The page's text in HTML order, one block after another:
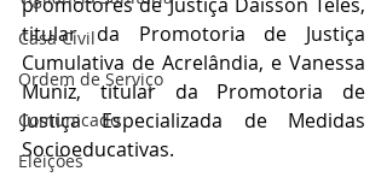
Casa Civil
Ordem de Serviço
Comunicado
Eleições
titular da Promotoria de Justiça
Cumulativa de Acrelândia, e Vanessa
Muniz, titular da Promotoria de
Justiça Especializada de Medidas
Socioeducativas.